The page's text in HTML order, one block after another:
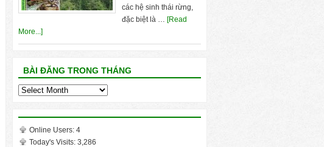
các hệ sinh thái rừng,
đặc biệt là … [Read
More...]
BÀI ĐĂNG TRONG THÁNG
Bài
thángOnline Users: 4
Today's Visits: 3,286